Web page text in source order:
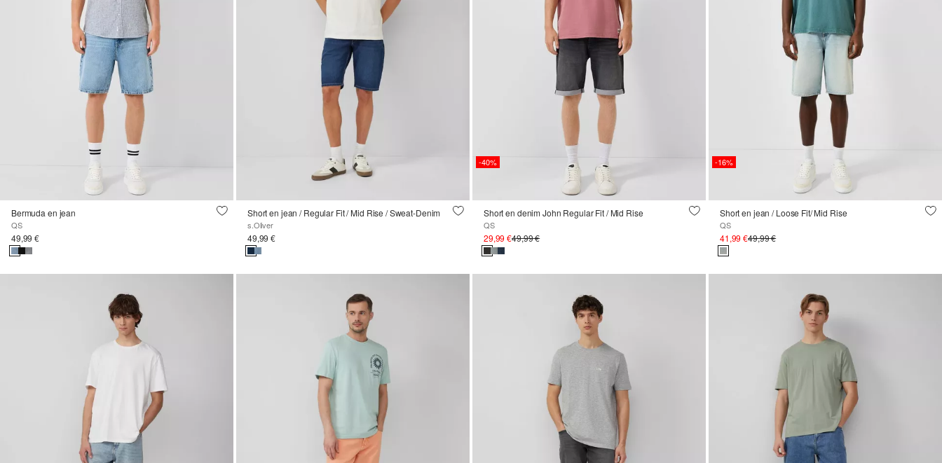
Bermuda en jean
QS
49,99 €
Short en jean / Regular Fit / Mid Rise / Sweat-Denim
s.Oliver
49,99 €
-40%
Short en denim John Regular Fit / Mid Rise
QS
29,99 €49,99 €
-16%
Short en jean / Loose Fit/ Mid Rise
QS
41,99 €49,99 €